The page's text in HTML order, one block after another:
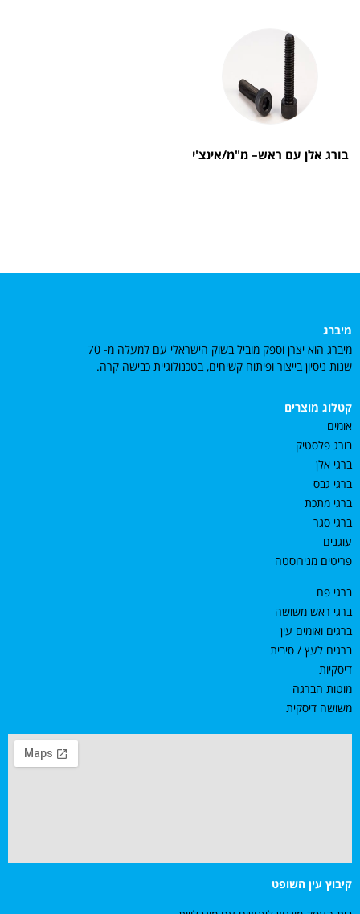
בורג אלן עם ראש– מ"מ/אינצ'י
מיברג
מיברג הוא יצרן וספק מוביל בשוק הישראלי עם למעלה מ- 70
שנות ניסיון בייצור ופיתוח קשיחים, בטכנולוגיית כבישה קרה.
קטלוג מוצרים
אומים
בורג פלסטיק
ברגי אלן
ברגי גבס
ברגי מתכת
ברגי סגר
עוגנים
פריטים מנירוסטה
ברגי פח
ברגי ראש משושה
ברגים ואומים עין
ברגים לעץ / סיבית
דיסקיות
מוטות הברגה
משושה דיסקית
קיבוץ עין השופט